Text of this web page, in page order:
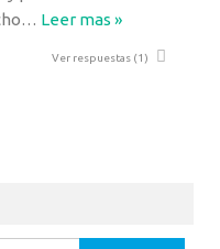
… Leer mas »
Ver respuestas (1)